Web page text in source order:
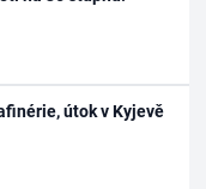
útok v Kyjevě